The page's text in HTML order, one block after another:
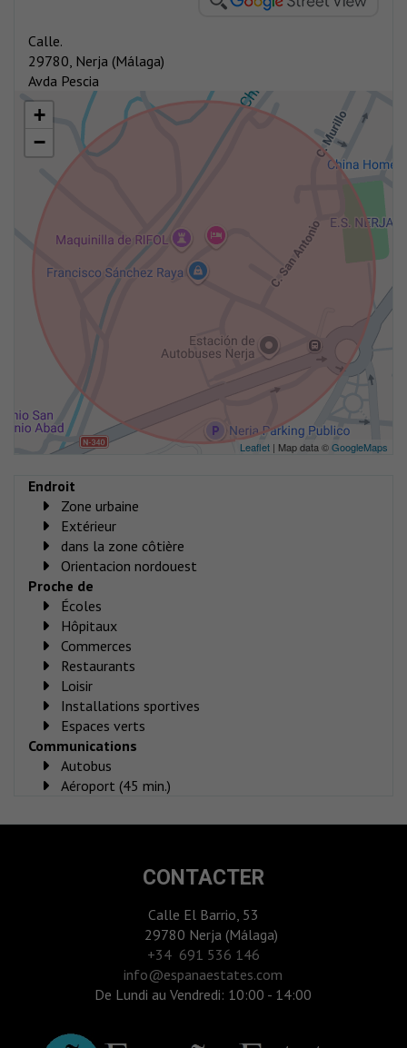
Calle.
29780, Nerja (Málaga)
Avda Pescia
+
−
Leaflet | Map data ©GoogleMaps
Endroit
Zone urbaine
Extérieur
dans la zone côtière
Orientacion nordouest
Proche de
Écoles
Hôpitaux
Commerces
Restaurants
Loisir
Installations sportives
Espaces verts
Communications
Autobus
Aéroport (45 min.)
CONTACTER
Calle El Barrio, 53
29780 Nerja (Málaga)
‎+34 691 536 146
info@espanaestates.com
De Lundi au Vendredi: 10:00 - 14:00